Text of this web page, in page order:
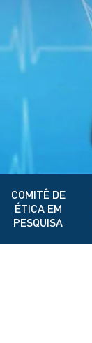
COMITÊ DE
ÉTICA EM
PESQUISA